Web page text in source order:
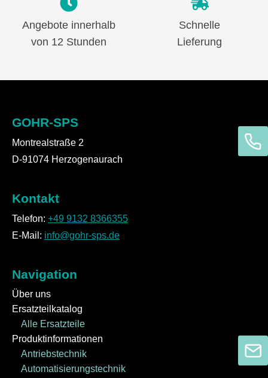
Angebote innerhalb
von 12 Stunden
Schnelle
Lieferung
GOHR-SPS
Montrealstraße 2
D-91074 Herzogenaurach
Kontakt
Telefon: +49 9132 8366355
E-Mail: info@gohr-sps.de
Navigation
Über uns
Ersatzteilkatalog
Alle Ersatzteile
Produktinformationen
Antriebstechnik
Automatisierungstechnik